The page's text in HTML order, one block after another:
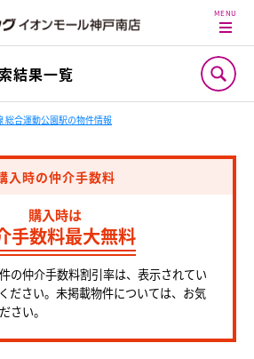
結果一覧
総合運動公園駅の物件情報
入時の仲介手数料
購入時は
手数料最大無料
の仲介手数料割引率は、表示されてい
ださい。未掲載物件については、お気
さい。